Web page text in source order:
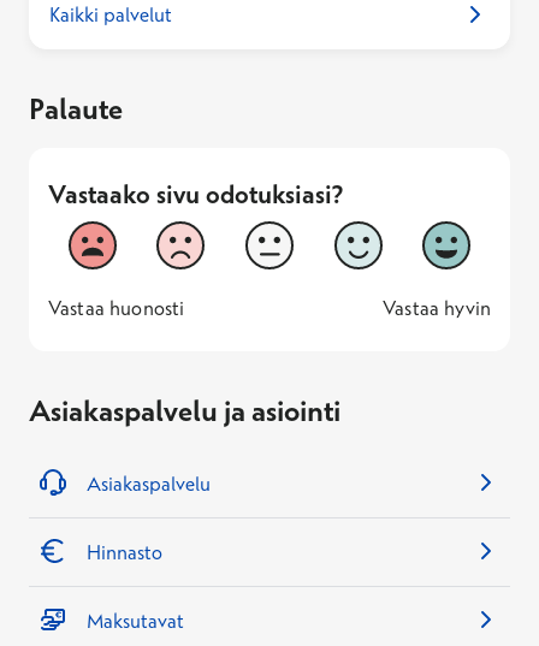
Kaikki palvelut
Palaute
Vastaako sivu odotuksiasi?
Vastaako sivu odotuksiasi?
1
Vastaa huonosti
2 3 4
5
Vastaa
1 -
Vastaa huonosti
— 5 -
Vastaa hyvin
Asiakaspalvelu ja asiointi
Asiakaspalvelu
Hinnasto
Maksutavat